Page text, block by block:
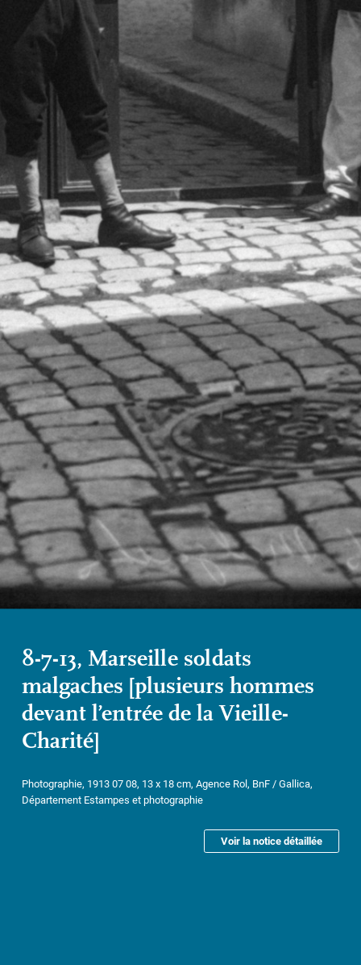
8-7-13, Marseille soldats
malgaches [plusieurs hommes
devant l’entrée de la Vieille-
Charité]
Photographie, 1913 07 08, 13 x 18 cm, Agence Rol, BnF / Gallica,
Département Estampes et photographie
Voir la notice détaillée